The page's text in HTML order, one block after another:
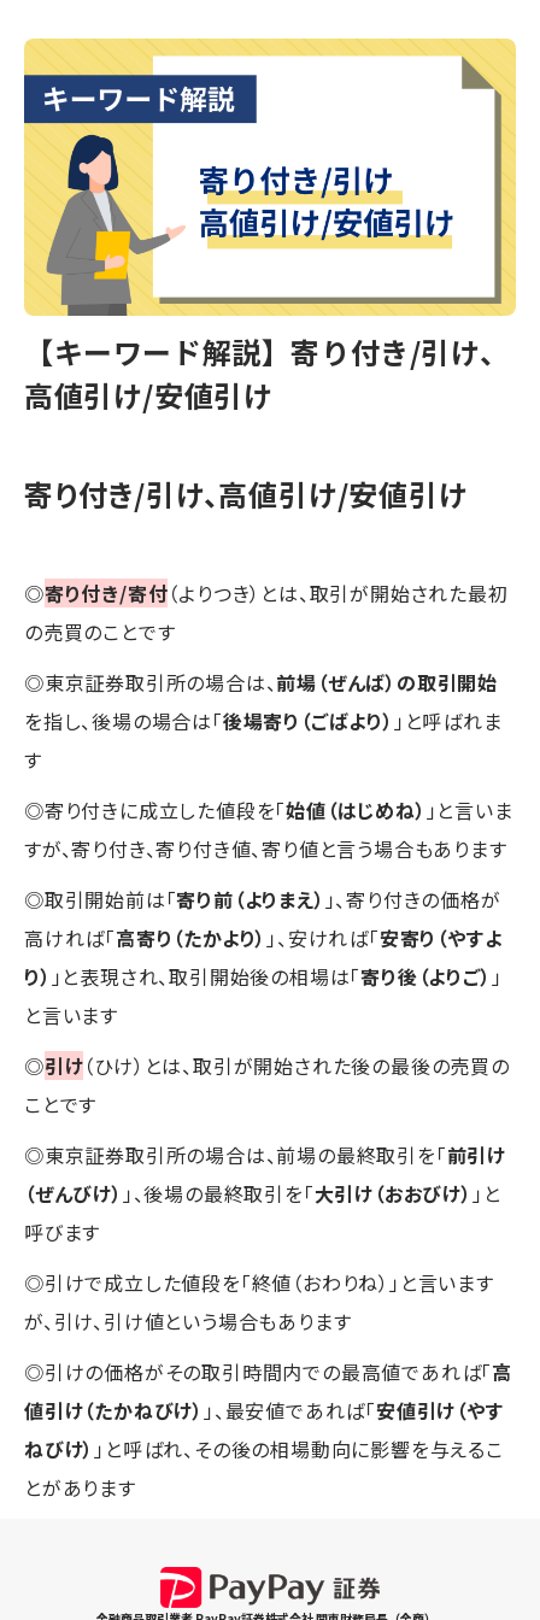
【キーワード解説】寄り付き/引け、
高値引け/安値引け
寄り付き/引け、高値引け/安値引け
◎寄り付き/寄付（よりつき）とは、取引が開始された最初
の売買のことです
◎東京証券取引所の場合は、前場（ぜんば）の取引開始
を指し、後場の場合は「後場寄り（ごばより） 」と呼ばれま
す
◎寄り付きに成立した値段を「始値（はじめね） 」と言いま
すが、寄り付き、寄り付き値、寄り値と言う場合もあります
◎取引開始前は「寄り前（よりまえ） 」、寄り付きの価格が
高ければ「高寄り（たかより） 」、安ければ「安寄り（やすよ
り） 」と表現され、取引開始後の相場は「寄り後（よりご） 」
と言います
◎引け（ひけ）とは、取引が開始された後の最後の売買の
ことです
◎東京証券取引所の場合は、前場の最終取引を「前引け
（ぜんびけ） 」、後場の最終取引を「大引け（おおびけ） 」と
呼びます
◎引けで成立した値段を「終値（おわりね）」と言います
が、引け、引け値という場合もあります
◎引けの価格がその取引時間内での最高値であれば「高
値引け（たかねびけ） 」、最安値であれば「安値引け（やす
ねびけ） 」と呼ばれ、その後の相場動向に影響を与えるこ
とがあります